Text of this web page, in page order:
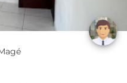
- Nova Marília - Magé